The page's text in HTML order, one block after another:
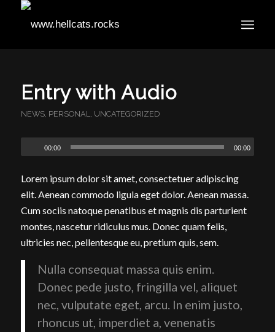
Entry with Audio
NEWS, PERSONAL, UNCATEGORIZED
00:00 00:00
Lorem ipsum dolor sit amet, consectetuer adipiscing
elit. Aenean commodo ligula eget dolor. Aenean massa.
Cum sociis natoque penatibus et magnis dis parturient
montes, nascetur ridiculus mus. Donec quam felis,
ultricies nec, pellentesque eu, pretium quis, sem.
Nulla consequat massa quis enim.
Donec pede justo, fringilla vel, aliquet
nec, vulputate eget, arcu. In enim justo,
rhoncus ut, imperdiet a, venenatis